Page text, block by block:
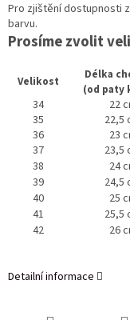
Pro zjištění dostupnosti
barvu.
Prosíme zvolit
Velikost
Délka
(od paty
34 22
35
22,5
36
23
37
23,5
38
24
39
24,5
40
25
41
25,5
42
26
Detailní informace